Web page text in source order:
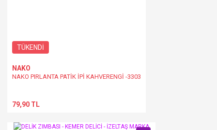
TÜKENDİ
NAKO
NAKO PIRLANTA PATİK İPİ KAHVERENGİ -3303
79,90 TL